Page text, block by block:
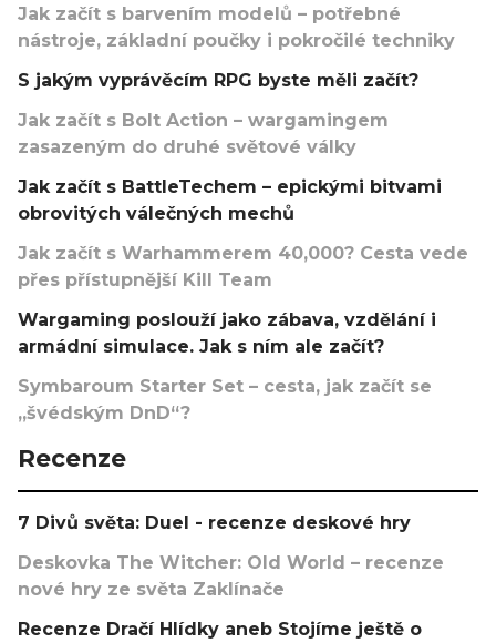
Jak začít s barvením modelů – potřebné
nástroje, základní poučky i pokročilé techniky
S jakým vyprávěcím RPG byste měli začít?
Jak začít s Bolt Action – wargamingem
zasazeným do druhé světové války
Jak začít s BattleTechem – epickými bitvami
obrovitých válečných mechů
Jak začít s Warhammerem 40,000? Cesta vede
přes přístupnější Kill Team
Wargaming poslouží jako zábava, vzdělání i
armádní simulace. Jak s ním ale začít?
Symbaroum Starter Set – cesta, jak začít se
„švédským DnD“?
Recenze
7 Divů světa: Duel - recenze deskové hry
Deskovka The Witcher: Old World – recenze
nové hry ze světa Zaklínače
Recenze Dračí Hlídky aneb Stojíme ještě o